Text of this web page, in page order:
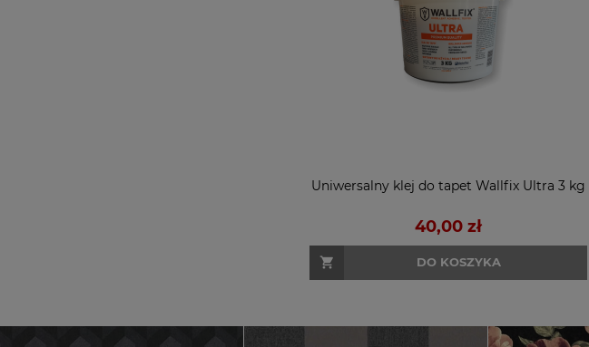
Uniwersalny klej do tapet Wallfix Ultra 3 kg
40,00 zł
DO KOSZYKA